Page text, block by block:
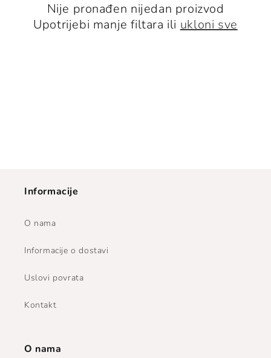
Nije pronađen nijedan proizvod
Upotrijebi manje filtara ili ukloni sve
Informacije
O nama
Informacije o dostavi
Uslovi povrata
Kontakt
O nama